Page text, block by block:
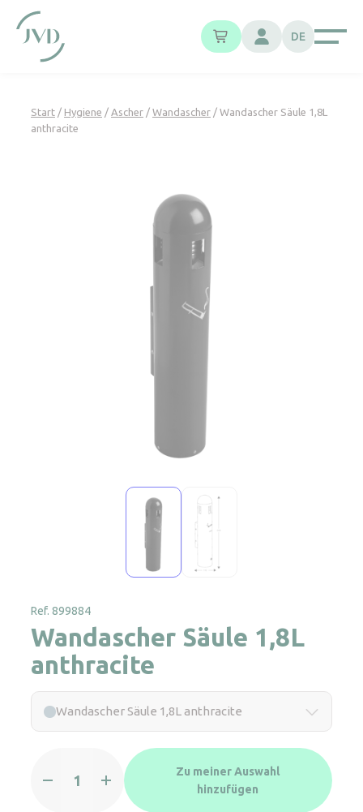
DE
Start / Hygiene / Ascher / Wandascher / Wandascher Säule 1,8L
anthracite
Ref. 899884
Wandascher Säule 1,8L
anthracite
Wandascher Säule 1,8L anthracite
Zu meiner Auswahl
hinzufügen
Cookie-Einstellungen